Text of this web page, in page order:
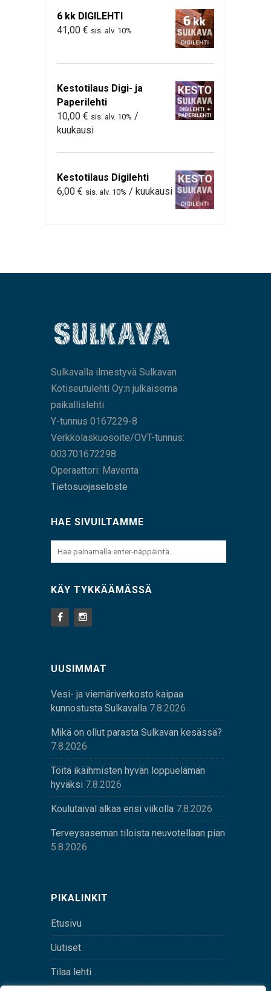
6 kk DIGILEHTI
41,00 € sis. alv. 10%
Kestotilaus Digi- ja
Paperilehti
10,00 € sis. alv. 10% /
kuukausi
Kestotilaus Digilehti
6,00 € sis. alv. 10% / kuukausi
Sulkavalla ilmestyvä Sulkavan
Kotiseutulehti Oy:n julkaisema
paikallislehti.
Y-tunnus 0167229-8
Verkkolaskuosoite/OVT-tunnus:
003701672298
Operaattori: Maventa
Tietosuojaseloste
HAE SIVUILTAMME
KÄY TYKKÄÄMÄSSÄ
UUSIMMAT
Vesi- ja viemäriverkosto kaipaa
kunnostusta Sulkavalla 7.8.2026
Mikä on ollut parasta Sulkavan kesässä?
7.8.2026
Töitä ikäihmisten hyvän loppuelämän
hyväksi 7.8.2026
Koulutaival alkaa ensi viikolla 7.8.2026
Terveysaseman tiloista neuvotellaan pian
5.8.2026
PIKALINKIT
Etusivu
Uutiset
Tilaa lehti